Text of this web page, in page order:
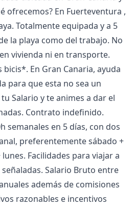
ofrecemos? En Fuerteventura ,
Totalmente equipada y a 5
la playa como del trabajo. No
vivienda ni en transporte.
En Gran Canaria, ayuda
para que esta no sea un
Salario y te animes a dar el
Contrato indefinido.
semanales en 5 días, con dos
preferentemente sábado +
Facilidades para viajar a
Salario Bruto entre
además de comisiones
razonables e incentivos